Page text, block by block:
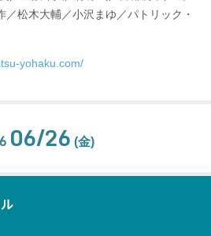
／松木大輔／小沢まゆ／パトリック・
yohaku.com/
06/26 (金)